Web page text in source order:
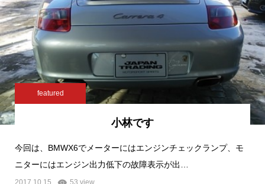
featured
小林です
今回は、BMWX6でメーターにはエンジンチェックランプ、モ
ニターにはエンジン出力低下の故障表示が出…